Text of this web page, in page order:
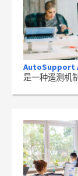
AutoSupport
是一种遥测机